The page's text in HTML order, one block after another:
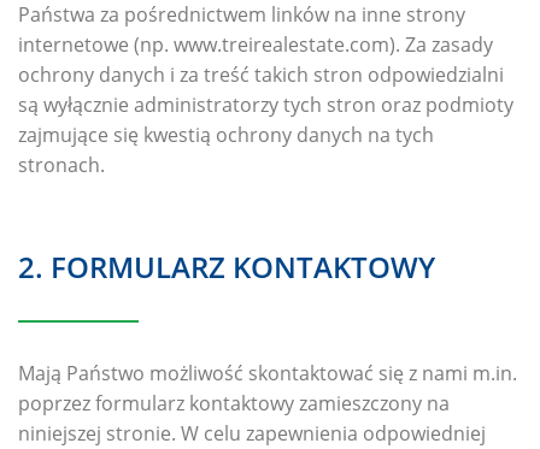
Państwa za pośrednictwem linków na inne strony
internetowe (np. www.treirealestate.com). Za zasady
ochrony danych i za treść takich stron odpowiedzialni
są wyłącznie administratorzy tych stron oraz podmioty
zajmujące się kwestią ochrony danych na tych
stronach.
2. FORMULARZ KONTAKTOWY
Mają Państwo możliwość skontaktować się z nami m.in.
poprzez formularz kontaktowy zamieszczony na
niniejszej stronie. W celu zapewnienia odpowiedniej